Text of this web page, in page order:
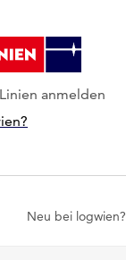
anmelden
Neu bei logwien?